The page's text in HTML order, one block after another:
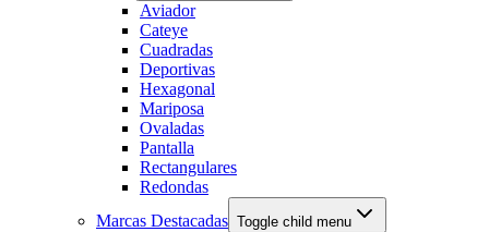
Aviador
Cateye
Cuadradas
Deportivas
Hexagonal
Mariposa
Ovaladas
Pantalla
Rectangulares
Redondas
Marcas Destacadas Toggle child menu